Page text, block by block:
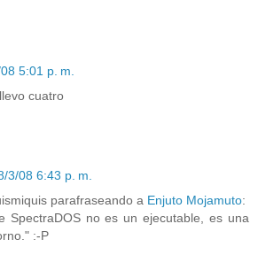
5:01 p. m.
cuatro
3/08 6:43 p. m.
parafraseando a Enjuto Mojamuto:
SpectraDOS no es un ejecutable, es una
:-P